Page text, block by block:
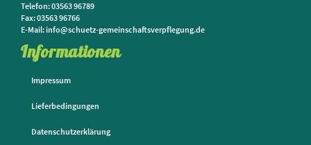
Telefon: 03563 96789
Fax: 03563 96766
E-Mail: info@schuetz-gemeinschaftsverpflegung.de
Informationen
Impressum
Lieferbedingungen
Datenschutzerklärung